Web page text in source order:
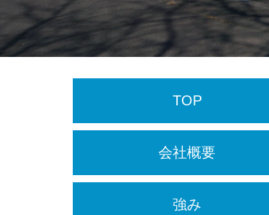
TOP
会社概要
強み